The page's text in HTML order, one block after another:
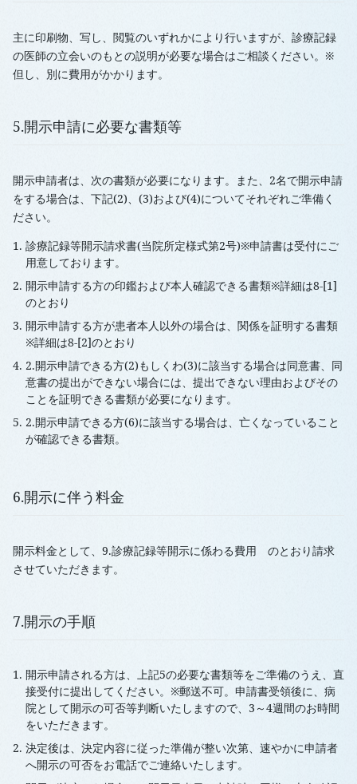
主に印刷物、写し、閲覧のいずれかにより行いますが、診療記録
の医師の立会いのもとの説明が必要な場合はご相談ください。※
但し、別に費用がかかります。
5.開示申請に必要な書類等
開示申請者は、次の書類が必要になります。また、2名で開示申請
をする場合は、下記(2)、(3)および(4)についてそれぞれご準備く
ださい。
診療記録等開示請求書(当院所定様式第2号)※申請書は受付にご
用意しております。
開示申請する方の印鑑および本人確認できる書類※詳細は8-[1]
のとおり
開示申請する方が患者本人以外の場合は、関係を証明する書類
※詳細は8-[2]のとおり
2.開示申請できる方(2)もしくわ(3)に該当する場合は同意書、同
意書の提出ができない場合には、提出できない理由およびその
ことを証明できる書類が必要になります。
2.開示申請できる方(6)に該当する場合は、亡くなっていること
が確認できる書類。
6.開示に伴う料金
開示料金として、9.診療記録等開示に係わる費用 のとおり請求
させていただきます。
7.開示の手順
開示申請される方は、上記5の必要な書類等をご準備のうえ、直
接受付に提出してください。※郵送不可。申請書受領後に、病
院として開示の可否等判断いたしますので、3～4週間のお時間
をいただきます。
決定後は、決定内容に従った準備が整い次第、速やかに申請者
へ開示の可否をお電話でご連絡いたします。